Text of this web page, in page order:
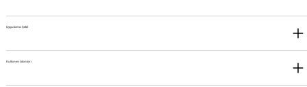
Uygulama Şekli
Kullanım Alanları